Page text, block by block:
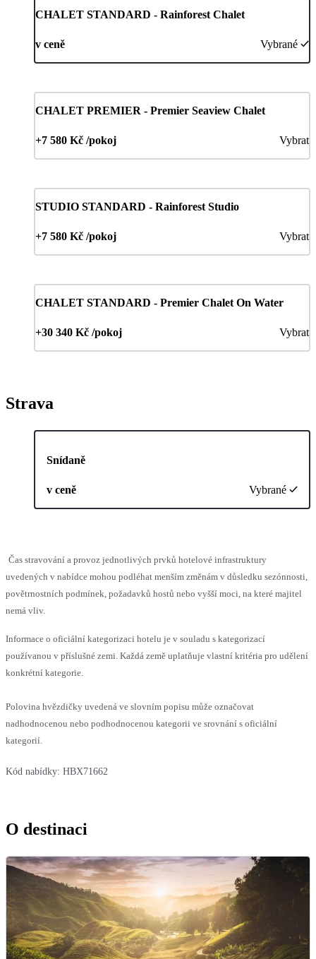
CHALET STANDARD - Rainforest Chalet
v ceně Vybrané
CHALET PREMIER - Premier Seaview Chalet
+7 580 Kč /pokoj Vybrat
STUDIO STANDARD - Rainforest Studio
+7 580 Kč /pokoj Vybrat
CHALET STANDARD - Premier Chalet On Water
+30 340 Kč /pokoj Vybrat
Strava
Snídaně
v ceně Vybrané
Čas stravování a provoz jednotlivých prvků hotelové infrastruktury
uvedených v nabídce mohou podléhat menším změnám v důsledku sezónnosti,
povětrnostních podmínek, požadavků hostů nebo vyšší moci, na které majitel
nemá vliv.
Informace o oficiální kategorizaci hotelu je v souladu s kategorizací
používanou v příslušné zemi. Každá země uplatňuje vlastní kritéria pro udělení
konkrétní kategorie.
Polovina hvězdičky uvedená ve slovním popisu může označovat
nadhodnocenou nebo podhodnocenou kategorii ve srovnání s oficiální
kategorií.
Kód nabídky: HBX71662
O destinaci